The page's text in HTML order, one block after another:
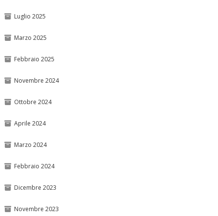
Luglio 2025
Marzo 2025
Febbraio 2025
Novembre 2024
Ottobre 2024
Aprile 2024
Marzo 2024
Febbraio 2024
Dicembre 2023
Novembre 2023